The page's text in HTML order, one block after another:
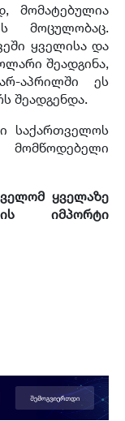
მომატებულია
მოცულობაც.
ყველისა და
შეადგინა,
აპრილში ეს
შეადგენდა.
საქართველოს
მომწოდებელი
ყველაზე
იმპორტი